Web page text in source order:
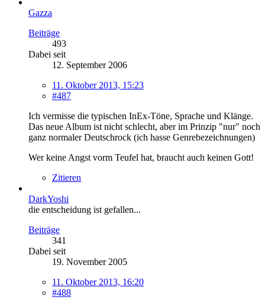
Gazza
Beiträge
493
Dabei seit
12. September 2006
11. Oktober 2013, 15:23
#487
Ich vermisse die typischen InEx-Töne, Sprache und Klänge.
Das neue Album ist nicht schlecht, aber im Prinzip "nur" noch
ganz normaler Deutschrock (ich hasse Genrebezeichnungen)
Wer keine Angst vorm Teufel hat, braucht auch keinen Gott!
Zitieren
DarkYoshi
die entscheidung ist gefallen...
Beiträge
341
Dabei seit
19. November 2005
11. Oktober 2013, 16:20
#488